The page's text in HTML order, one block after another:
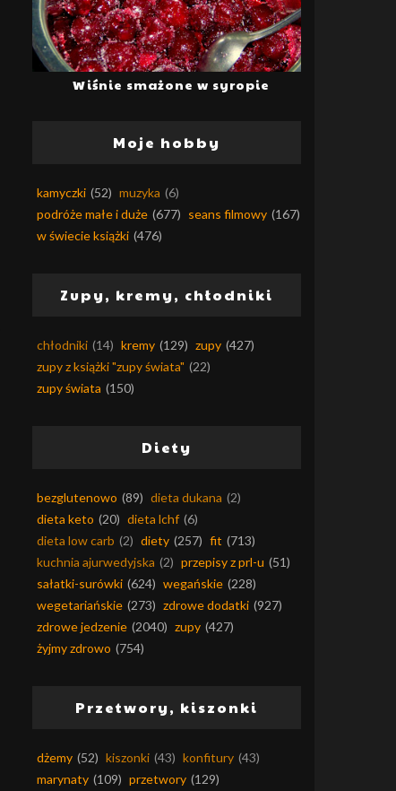
Wiśnie smażone w syropie
Moje hobby
kamyczki (52) muzyka (6)
podróże małe i duże (677) seans filmowy (167)
w świecie książki (476)
Zupy, kremy, chłodniki
chłodniki (14) kremy (129) zupy (427)
zupy z książki "zupy świata" (22)
zupy świata (150)
Diety
bezglutenowo (89) dieta dukana (2)
dieta keto (20) dieta lchf (6)
dieta low carb (2) diety (257) fit (713)
kuchnia ajurwedyjska (2) przepisy z prl-u (51)
sałatki-surówki (624) wegańskie (228)
wegetariańskie (273) zdrowe dodatki (927)
zdrowe jedzenie (2040) zupy (427)
żyjmy zdrowo (754)
Przetwory, kiszonki
dżemy (52) kiszonki (43) konfitury (43)
marynaty (109) przetwory (129)